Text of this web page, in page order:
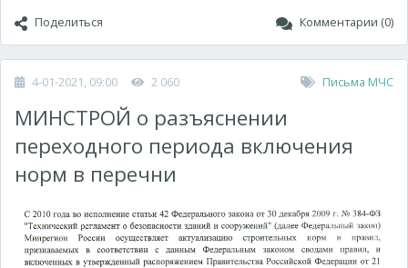
Поделиться Комментарии (0)
4-01-2021, 09:00 2 060 Письма МЧС
МИНСТРОЙ о разъяснении
переходного периода включения
норм в перечни